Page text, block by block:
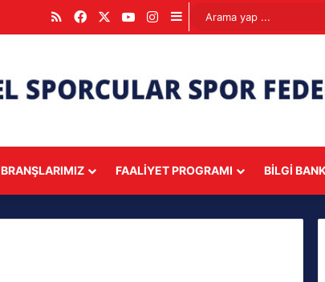
RSS Facebook YouTubeInstagram
Kenar Bölmesi
BRANŞLARIMIZ FAALIYET PROGRAMI BILGI